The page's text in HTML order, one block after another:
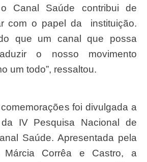
Canal Saúde contribui de
com o papel da instituição.
que um canal que possa
o nosso movimento
um todo”, ressaltou.
foi divulgada a
IV Pesquisa Nacional de
Saúde. Apresentada pela
Márcia Corrêa e Castro, a